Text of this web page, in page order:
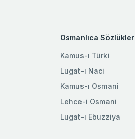
Osmanlıca Sözlükler
Kamus-ı Türki
Lugat-ı Naci
Kamus-ı Osmani
Lehce-i Osmani
Lugat-ı Ebuzziya